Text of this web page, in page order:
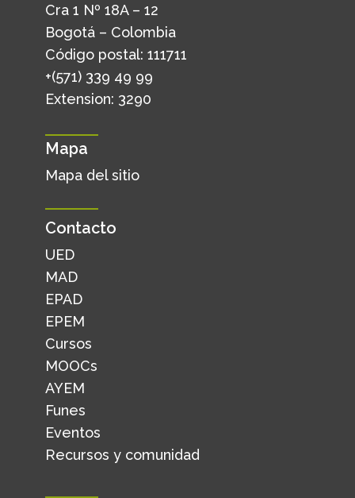
Cra 1 Nº 18A – 12
Bogotá – Colombia
Código postal: 111711
+(571) 339 49 99
Extension: 3290
Mapa
Mapa del sitio
Contacto
UED
MAD
EPAD
EPEM
Cursos
MOOCs
AYEM
Funes
Eventos
Recursos y comunidad